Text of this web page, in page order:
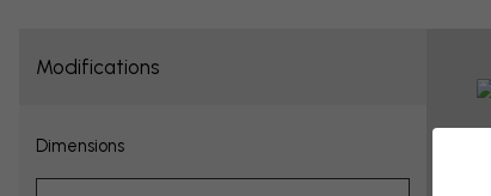
Modifications
Dimensions